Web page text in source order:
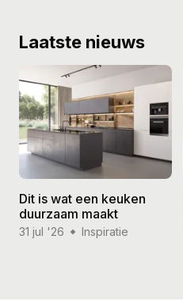
Laatste nieuws
Dit is wat een keuken
duurzaam maakt
31 jul '26 Inspiratie